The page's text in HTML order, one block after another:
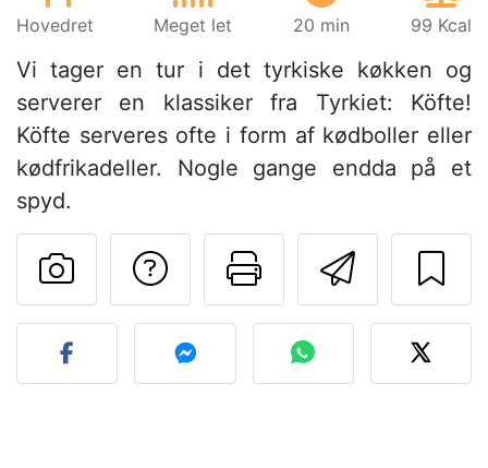
Hovedret Meget let 20 min 99 Kcal
Vi tager en tur i det tyrkiske køkken og
serverer en klassiker fra Tyrkiet: Köfte!
Köfte serveres ofte i form af kødboller eller
kødfrikadeller. Nogle gange endda på et
spyd.
Send
Udskriv
Stil et spørgsmål
Send dit billede af denne